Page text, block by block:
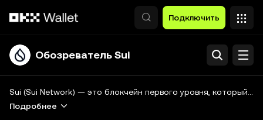
Подключить
Обозреватель Sui
Блокчейн
Монета
Подробнее